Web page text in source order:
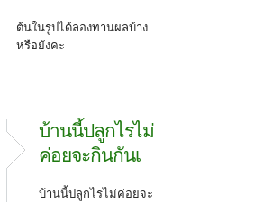
ต้นในรูปได้ลองทานผลบ้าง
หรือยังคะ
บ้านนี้ปลูกไรไม่
ค่อยจะกินกันเ
บ้านนี้ปลูกไรไม่ค่อยจะ